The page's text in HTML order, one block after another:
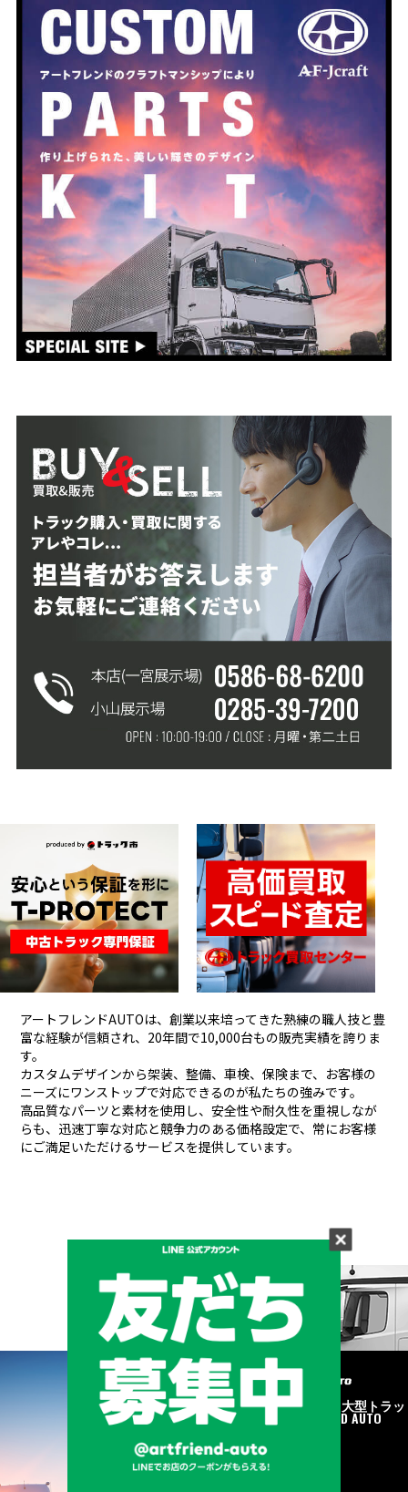
アートフレンドAUTOは、創業以来培ってきた熟練の職人技と豊
富な経験が信頼され、 20年間で10,000台もの販売実績を誇りま
す。
カスタムデザインから架装、整備、車検、保険まで、お客様の
ニーズにワンストップで対応できるのが私たちの強みです。
高品質なパーツと素材を使用し、安全性や耐久性を重視しなが
らも、 迅速丁寧な対応と競争力のある価格設定で、常にお客様
にご満足いただけるサービスを提供しています。
メーカーと形状から探す
BRAND & TYPE
©2020中古トラック・大型トラッ
ク販売はART FRIEND AUTO